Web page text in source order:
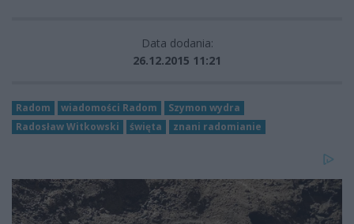
Data dodania:
26.12.2015 11:21
Radom wiadomości Radom
Szymon wydra
Radosław Witkowski
święta znani radomianie